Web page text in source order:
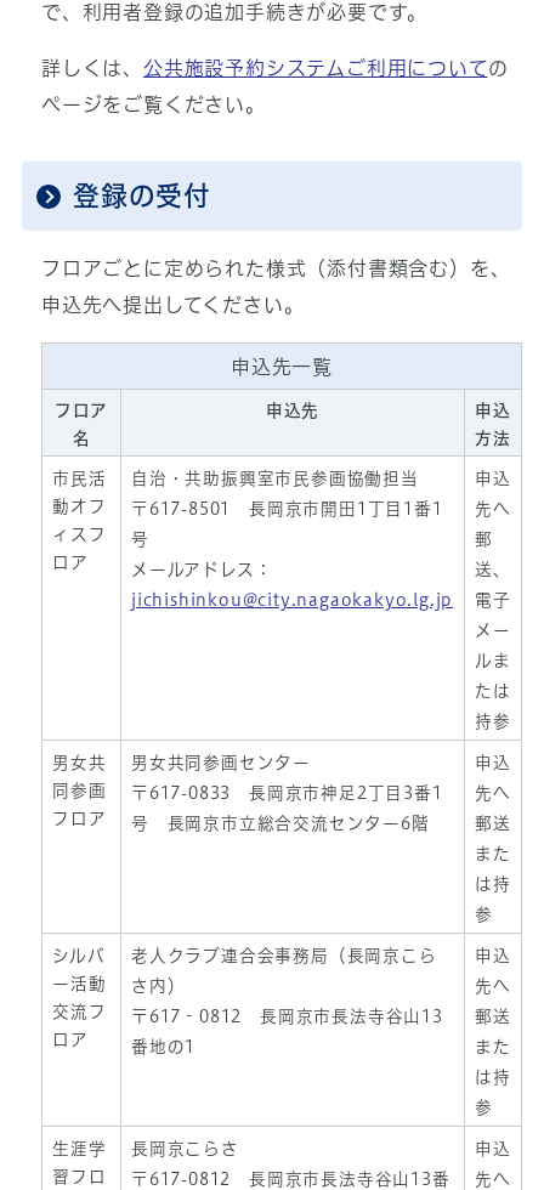
で、利用者登録の追加手続きが必要です。
詳しくは、 公共施設予約システムご利用についての
ページをご覧ください。
登録の受付
フロアごとに定められた様式（添付書類含む）を、
申込先へ提出してください。
申込先一覧
フロア
名
申込先
申込
方法
市民活
動オフ
ィスフ
ロア
自治・共助振興室市民参画協働担当
〒617-8501 長岡京市開田1丁目1番1
号
メールアドレス：
jichishinkou@city.nagaokakyo.lg.jp
申込
先へ
郵
送、
電子
メー
ルま
たは
持参
男女共
同参画
フロア
男女共同参画センター
〒617-0833 長岡京市神足2丁目3番1
号 長岡京市立総合交流センター6階
申込
先へ
郵送
また
は持
参
シルバ
ー活動
交流フ
ロア
老人クラブ連合会事務局（長岡京こら
さ内）
〒617‐0812 長岡京市長法寺谷山13
番地の1
申込
先へ
郵送
また
は持
参
生涯学
習フロ
長岡京こらさ
〒617-0812 長岡京市長法寺谷山13番
申込
先へ